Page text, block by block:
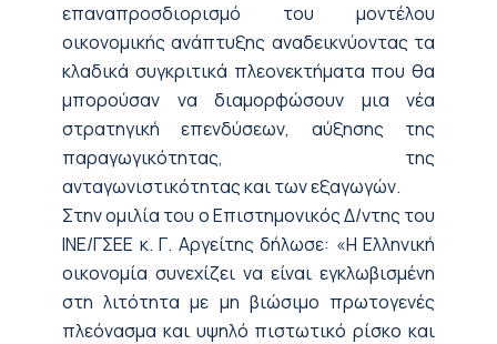
επαναπροσδιορισμό του μοντέλου
οικονομικής ανάπτυξης αναδεικνύοντας τα
κλαδικά συγκριτικά πλεονεκτήματα που θα
μπορούσαν να διαμορφώσουν μια νέα
στρατηγική επενδύσεων, αύξησης της
παραγωγικότητας, της
ανταγωνιστικότητας και των εξαγωγών.
Στην ομιλία του ο Επιστημονικός Δ/ντης του
ΙΝΕ/ΓΣΕΕ κ. Γ. Αργείτης δήλωσε: «Η Ελληνική
οικονομία συνεχίζει να είναι εγκλωβισμένη
στη λιτότητα με μη βιώσιμο πρωτογενές
πλεόνασμα και υψηλό πιστωτικό ρίσκο και